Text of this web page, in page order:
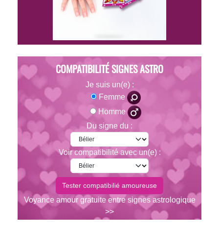
COMPATIBILITÉ SIGNES ASTRO
Je suis un(e) :
Femme
Homme
Du signe du :
Voir compatibilité avec un(e) :
Voyance amour gratuite entre signes astrologique
>>